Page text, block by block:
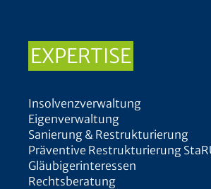
EXPERTISE
Insolvenzverwaltung
Eigenverwaltung
Sanierung & Restrukturierung
Präventive Restrukturierung
Gläubigerinteressen
Rechtsberatung